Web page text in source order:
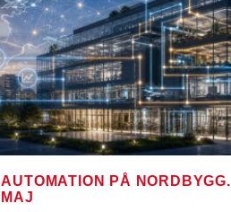
AUTOMATION PÅ NORDBYGG.
MAJ